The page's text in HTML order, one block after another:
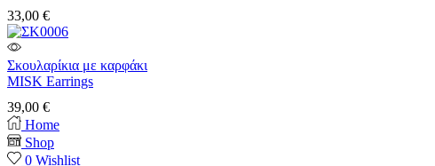
33,00 €
Σκουλαρίκια με καρφάκι
MISK Earrings
39,00 €
Home
Shop
0 Wishlist